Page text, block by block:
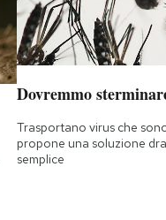
Dovremmo
Trasportano virus che
propone una soluzione
semplice